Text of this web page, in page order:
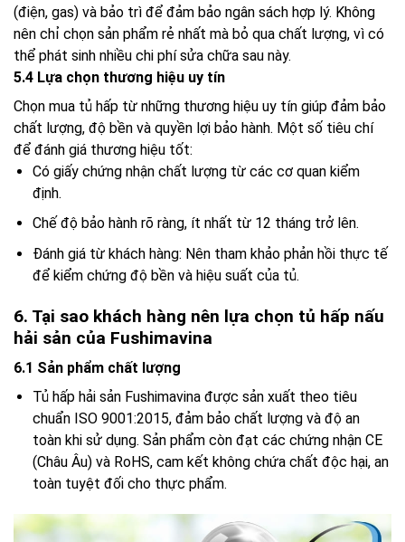
(điện, gas) và bảo trì để đảm bảo ngân sách hợp lý. Không
nên chỉ chọn sản phẩm rẻ nhất mà bỏ qua chất lượng, vì có
thể phát sinh nhiều chi phí sửa chữa sau này.
5.4 Lựa chọn thương hiệu uy tín
Chọn mua tủ hấp từ những thương hiệu uy tín giúp đảm bảo
chất lượng, độ bền và quyền lợi bảo hành. Một số tiêu chí
để đánh giá thương hiệu tốt:
Có giấy chứng nhận chất lượng từ các cơ quan kiểm
định.
Chế độ bảo hành rõ ràng, ít nhất từ 12 tháng trở lên.
Đánh giá từ khách hàng: Nên tham khảo phản hồi thực tế
để kiểm chứng độ bền và hiệu suất của tủ.
6. Tại sao khách hàng nên lựa chọn tủ hấp nấu
hải sản của Fushimavina
6.1 Sản phẩm chất lượng
Tủ hấp hải sản Fushimavina được sản xuất theo tiêu
chuẩn ISO 9001:2015, đảm bảo chất lượng và độ an
toàn khi sử dụng. Sản phẩm còn đạt các chứng nhận CE
(Châu Âu) và RoHS, cam kết không chứa chất độc hại, an
toàn tuyệt đối cho thực phẩm.